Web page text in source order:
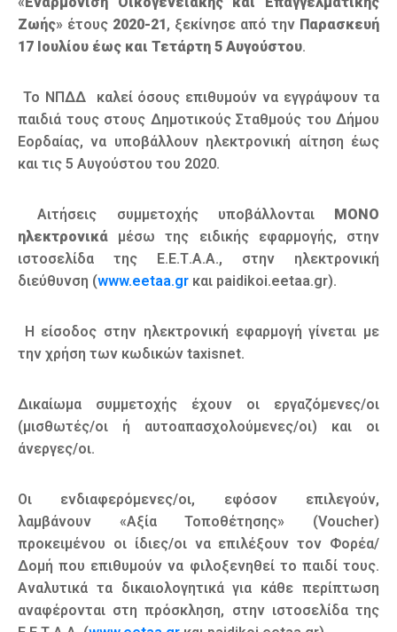
Ζωής» έτους 2020-21 , ξεκίνησε από την Παρασκευή
17 Ιουλίου έως και Τετάρτη 5 Αυγούστου.
Το ΝΠΔΔ καλεί όσους επιθυμούν να εγγράψουν τα
παιδιά τους στους Δημοτικούς Σταθμούς του Δήμου
Εορδαίας, να υποβάλλουν ηλεκτρονική αίτηση έως
και τις 5 Αυγούστου του 2020.
Αιτήσεις συμμετοχής υποβάλλονται
ΜΟΝΟ
ηλεκτρονικά μέσω της ειδικής εφαρμογής, στην
ιστοσελίδα της Ε.Ε.Τ.Α.Α., στην ηλεκτρονική
διεύθυνση (www.eetaa.gr και paidikoi.eetaa.gr).
Η είσοδος στην ηλεκτρονική εφαρμογή γίνεται με
την χρήση των κωδικών taxisnet.
Δικαίωμα συμμετοχής έχουν οι εργαζόμενες/οι
(μισθωτές/οι ή αυτοαπασχολούμενες/οι) και οι
άνεργες/οι.
Οι ενδιαφερόμενες/οι, εφόσον επιλεγούν,
λαμβάνουν «Αξία Τοποθέτησης» (Voucher)
προκειμένου οι ίδιες/οι να επιλέξουν τον Φορέα/
Δομή που επιθυμούν να φιλοξενηθεί το παιδί τους.
Αναλυτικά τα δικαιολογητικά για κάθε περίπτωση
αναφέρονται στη πρόσκληση, στην ιστοσελίδα της